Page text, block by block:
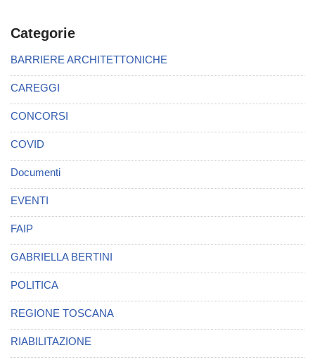
Categorie
BARRIERE ARCHITETTONICHE
CAREGGI
CONCORSI
COVID
Documenti
EVENTI
FAIP
GABRIELLA BERTINI
POLITICA
REGIONE TOSCANA
RIABILITAZIONE